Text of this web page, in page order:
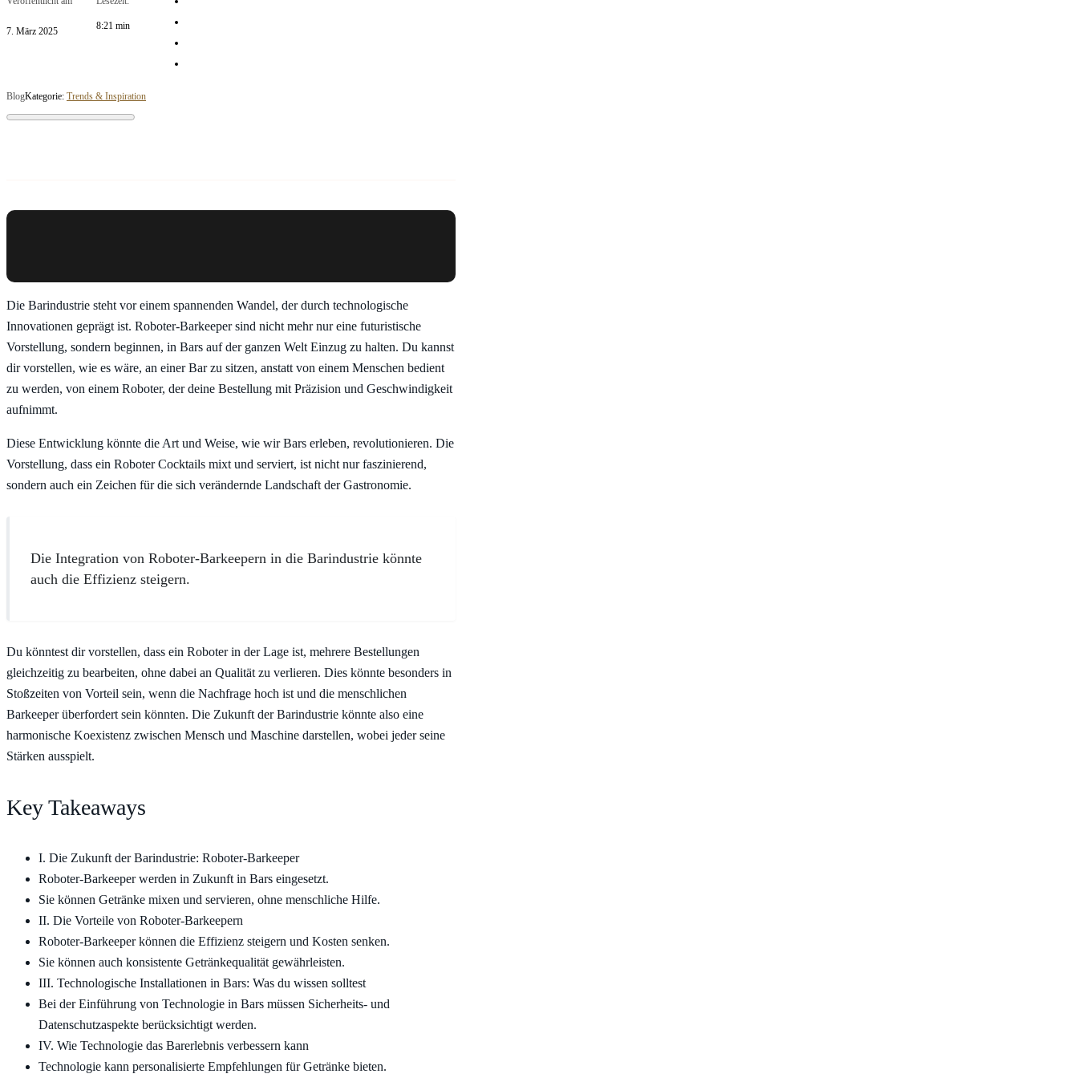
7. März 2025 8:21 min
BlogKategorie: Trends & Inspiration
Die Barindustrie steht vor einem spannenden Wandel, der durch technologische
Innovationen geprägt ist. Roboter-Barkeeper sind nicht mehr nur eine futuristische
Vorstellung, sondern beginnen, in Bars auf der ganzen Welt Einzug zu halten. Du kannst
dir vorstellen, wie es wäre, an einer Bar zu sitzen, anstatt von einem Menschen bedient
zu werden, von einem Roboter, der deine Bestellung mit Präzision und Geschwindigkeit
aufnimmt.
Diese Entwicklung könnte die Art und Weise, wie wir Bars erleben, revolutionieren. Die
Vorstellung, dass ein Roboter Cocktails mixt und serviert, ist nicht nur faszinierend,
sondern auch ein Zeichen für die sich verändernde Landschaft der Gastronomie.
Die Integration von Roboter-Barkeepern in die Barindustrie könnte
auch die Effizienz steigern.
Du könntest dir vorstellen, dass ein Roboter in der Lage ist, mehrere Bestellungen
gleichzeitig zu bearbeiten, ohne dabei an Qualität zu verlieren. Dies könnte besonders in
Stoßzeiten von Vorteil sein, wenn die Nachfrage hoch ist und die menschlichen
Barkeeper überfordert sein könnten. Die Zukunft der Barindustrie könnte also eine
harmonische Koexistenz zwischen Mensch und Maschine darstellen, wobei jeder seine
Stärken ausspielt.
Key Takeaways
I. Die Zukunft der Barindustrie: Roboter-Barkeeper
Roboter-Barkeeper werden in Zukunft in Bars eingesetzt.
Sie können Getränke mixen und servieren, ohne menschliche Hilfe.
II. Die Vorteile von Roboter-Barkeepern
Roboter-Barkeeper können die Effizienz steigern und Kosten senken.
Sie können auch konsistente Getränkequalität gewährleisten.
III. Technologische Installationen in Bars: Was du wissen solltest
Bei der Einführung von Technologie in Bars müssen Sicherheits- und
Datenschutzaspekte berücksichtigt werden.
IV. Wie Technologie das Barerlebnis verbessern kann
Technologie kann personalisierte Empfehlungen für Getränke bieten.